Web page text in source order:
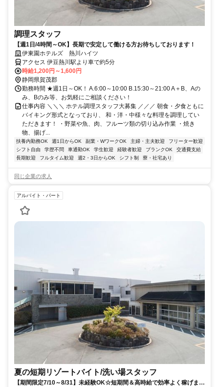
調理スタッフ
【週1日/4時間～OK】長期で安定して働ける方お待ちしております！
伊東園ホテルズ 熱川ハイツ
アクセス 伊豆熱川駅より車で約5分
時給1,200円～1,600円
静岡県賀茂郡
勤務時間 ★週1日～OK！ A.6:00～10:00 B.15:30～21:00 A＋B、Aの
み、Bのみ等、お気軽にご相談ください！
仕事内容 ＼＼＼ ホテル調理スタッフ大募集 ／／／ 朝食・夕食ともに
バイキング形式となっており、 和・洋・中様々な料理を調理してい
ただきます！ ・野菜や魚、肉、フルーツ類の切り込み作業 ・焼き
物、揚げ...
扶養内勤務OK 週1日からOK 副業・WワークOK 主婦・主夫歓迎
フリーター歓迎
シフト自由
学歴不問 車通勤OK 学生歓迎 経験者歓迎 ブランクOK
交通費支給
長期歓迎
フルタイム歓迎 週2・3日からOK シフト制 寮・社宅あり
同じ企業の求人
アルバイト・パート
夏の短期リゾートバイト/洗い場スタッフ
【期間限定7/10～8/31】未経験OK☆短期間＆高時給で効率よく稼げます